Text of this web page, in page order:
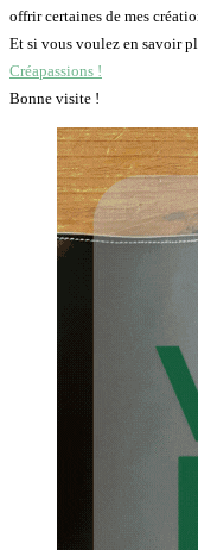
offrir certaines de mes
Et si vous voulez en savoir
Créapassions !
Bonne visite !